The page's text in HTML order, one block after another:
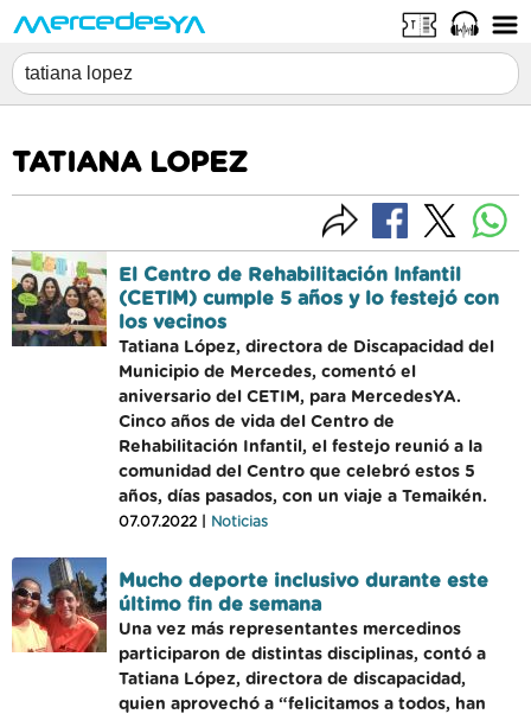
TATIANA LOPEZ
El Centro de Rehabilitación Infantil
(CETIM) cumple 5 años y lo festejó con
los vecinos
Tatiana López, directora de Discapacidad del
Municipio de Mercedes, comentó el
aniversario del CETIM, para MercedesYA.
Cinco años de vida del Centro de
Rehabilitación Infantil, el festejo reunió a la
comunidad del Centro que celebró estos 5
años, días pasados, con un viaje a Temaikén.
07.07.2022 | Noticias
Mucho deporte inclusivo durante este
último fin de semana
Una vez más representantes mercedinos
participaron de distintas disciplinas, contó a
Tatiana López, directora de discapacidad,
quien aprovechó a “felicitamos a todos, han